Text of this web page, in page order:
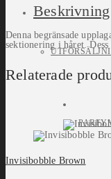
Beskrivning
Denna begränsade
sektionering i håret.
Relaterade
Invisibobble Brown